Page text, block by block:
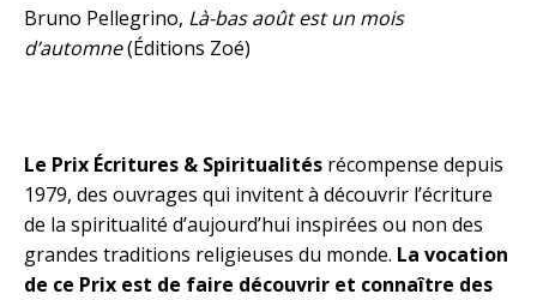
Bruno Pellegrino, Là-bas août est un mois
d’automne(Éditions Zoé)
Le Prix Écritures & Spiritualités récompense depuis
1979, des ouvrages qui invitent à découvrir l’écriture
de la spiritualité d’aujourd’hui inspirées ou non des
grandes traditions religieuses du monde. La vocation
de ce Prix est de faire découvrir et connaître des